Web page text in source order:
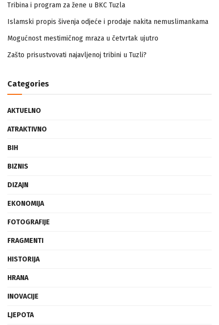
Tribina i program za žene u BKC Tuzla
Islamski propis šivenja odjeće i prodaje nakita nemuslimankama
Mogućnost mestimičnog mraza u četvrtak ujutro
Zašto prisustvovati najavljenoj tribini u Tuzli?
Categories
AKTUELNO
ATRAKTIVNO
BIH
BIZNIS
DIZAJN
EKONOMIJA
FOTOGRAFIJE
FRAGMENTI
HISTORIJA
HRANA
INOVACIJE
LJEPOTA